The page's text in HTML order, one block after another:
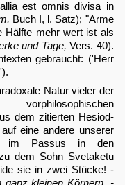
est omnis divisa in
Buch I, l. Satz); "Arme
Hälfte mehr wert ist als
und Tage, Vers. 40).
gebraucht: ('Herr
Natur vieler der
dem zitierten Hesiod-
eine andere unserer
im Passus in den
dem Sohn Svetaketu
sie in zwei Stücke! -
ganz kleinen Körnern. -